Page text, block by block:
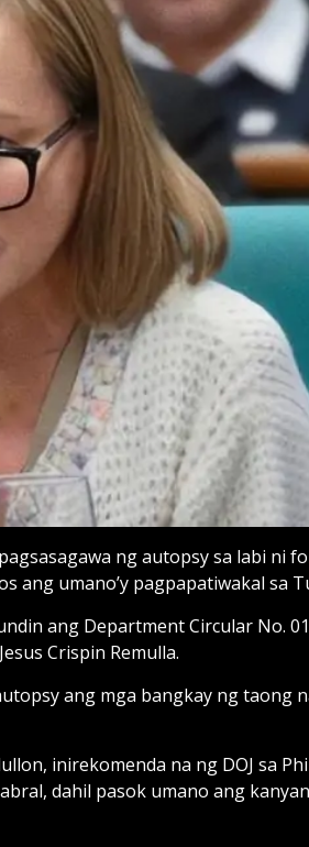
ng autopsy sa labi ni
ang umano’y pagpapatiwakal sa
ang Department Circular No.
Crispin Remulla.
ang mga bangkay ng taong
inirekomenda na ng DOJ sa
dahil pasok umano ang